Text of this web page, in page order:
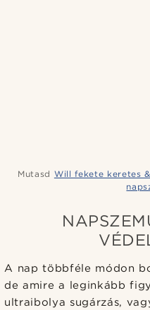
Mutasd Will fekete keretes
A nap többféle módon
de amire a leginkább
ultraibolya sugárzás,